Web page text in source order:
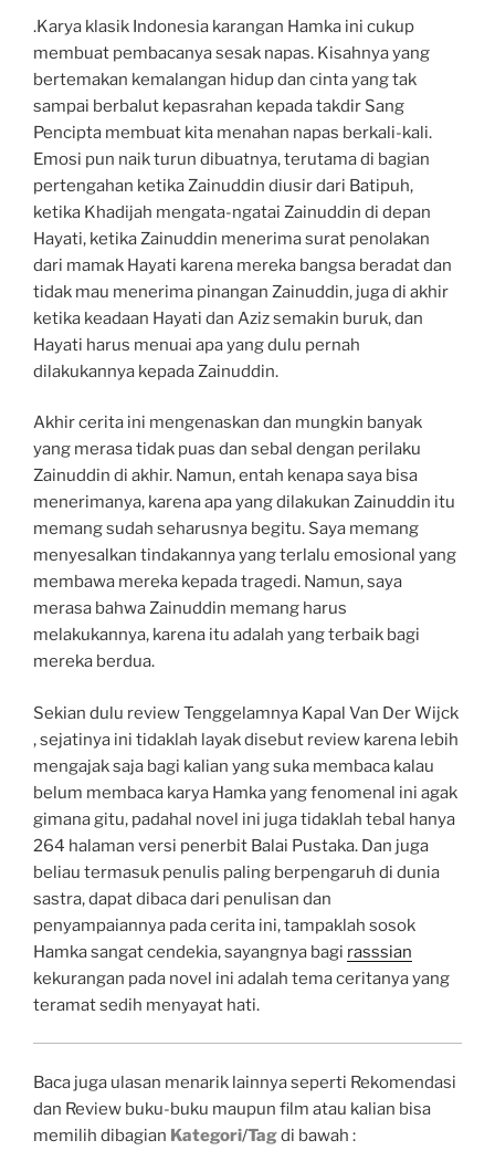
.Karya klasik Indonesia karangan Hamka ini cukup
membuat pembacanya sesak napas. Kisahnya yang
bertemakan kemalangan hidup dan cinta yang tak
sampai berbalut kepasrahan kepada takdir Sang
Pencipta membuat kita menahan napas berkali-kali.
Emosi pun naik turun dibuatnya, terutama di bagian
pertengahan ketika Zainuddin diusir dari Batipuh,
ketika Khadijah mengata-ngatai Zainuddin di depan
Hayati, ketika Zainuddin menerima surat penolakan
dari mamak Hayati karena mereka bangsa beradat dan
tidak mau menerima pinangan Zainuddin, juga di akhir
ketika keadaan Hayati dan Aziz semakin buruk, dan
Hayati harus menuai apa yang dulu pernah
dilakukannya kepada Zainuddin.
Akhir cerita ini mengenaskan dan mungkin banyak
yang merasa tidak puas dan sebal dengan perilaku
Zainuddin di akhir. Namun, entah kenapa saya bisa
menerimanya, karena apa yang dilakukan Zainuddin itu
memang sudah seharusnya begitu. Saya memang
menyesalkan tindakannya yang terlalu emosional yang
membawa mereka kepada tragedi. Namun, saya
merasa bahwa Zainuddin memang harus
melakukannya, karena itu adalah yang terbaik bagi
mereka berdua.
Sekian dulu review Tenggelamnya Kapal Van Der Wijck
, sejatinya ini tidaklah layak disebut review karena lebih
mengajak saja bagi kalian yang suka membaca kalau
belum membaca karya Hamka yang fenomenal ini agak
gimana gitu, padahal novel ini juga tidaklah tebal hanya
264 halaman versi penerbit Balai Pustaka. Dan juga
beliau termasuk penulis paling berpengaruh di dunia
sastra, dapat dibaca dari penulisan dan
penyampaiannya pada cerita ini, tampaklah sosok
Hamka sangat cendekia, sayangnya bagi rasssian
kekurangan pada novel ini adalah tema ceritanya yang
teramat sedih menyayat hati.
Baca juga ulasan menarik lainnya seperti Rekomendasi
dan Review buku-buku maupun film atau kalian bisa
memilih dibagian Kategori/Tagdi bawah :